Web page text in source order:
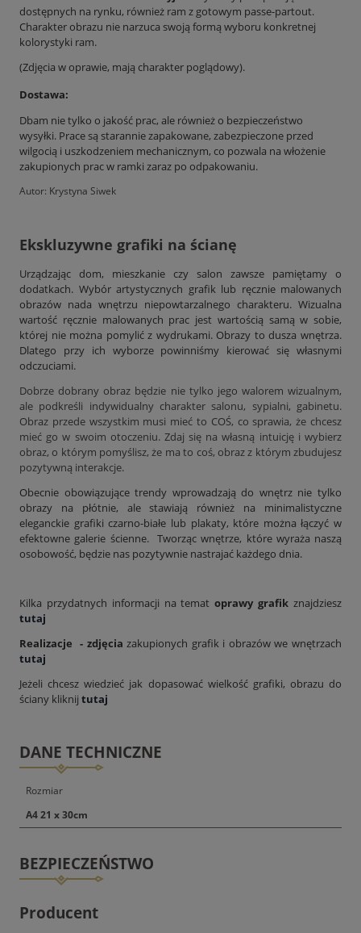
dostępnych na rynku, również ram z gotowym passe-partout.
Charakter obrazu nie narzuca swoją formą wyboru konkretnej
kolorystyki ram.
(Zdjęcia w oprawie, mają charakter poglądowy).
Dostawa:
Dbam nie tylko o jakość prac, ale również o bezpieczeństwo
wysyłki. Prace są starannie zapakowane, zabezpieczone przed
wilgocią i uszkodzeniem mechanicznym, co pozwala na włożenie
zakupionych prac w ramki zaraz po odpakowaniu.
Autor: Krystyna Siwek
Ekskluzywne grafiki na ścianę
Urządzając dom, mieszkanie czy salon zawsze pamiętamy o
dodatkach. Wybór artystycznych grafik lub ręcznie malowanych
obrazów nada wnętrzu niepowtarzalnego charakteru. Wizualna
wartość ręcznie malowanych prac jest wartością samą w sobie,
której nie można pomylić z wydrukami. Obrazy to dusza wnętrza.
Dlatego przy ich wyborze powinniśmy kierować się własnymi
odczuciami.
Dobrze dobrany obraz będzie nie tylko jego walorem wizualnym,
ale podkreśli indywidualny charakter salonu, sypialni, gabinetu.
Obraz przede wszystkim musi mieć to COŚ, co sprawia, że chcesz
mieć go w swoim otoczeniu. Zdaj się na własną intuicję i wybierz
obraz, o którym pomyślisz, że ma to coś, obraz z którym zbudujesz
pozytywną interakcje.
Obecnie obowiązujące trendy wprowadzają do wnętrz nie tylko
obrazy na płótnie, ale stawiają również na minimalistyczne
eleganckie grafiki czarno-białe lub plakaty, które można łączyć w
efektowne galerie ścienne. Tworząc wnętrze, które wyraża naszą
osobowość, będzie nas pozytywnie nastrajać każdego dnia.
Kilka przydatnych informacji na tematoprawy grafik znajdziesz
tutaj
Realizacje - zdjęcia zakupionych grafik i obrazów we wnętrzach
tutaj
Jeżeli chcesz wiedzieć jak dopasować wielkość grafiki, obrazu do
ściany kliknij tutaj
DANE TECHNICZNE
Rozmiar
A4 21 x 30cm
BEZPIECZEŃSTWO
Producent